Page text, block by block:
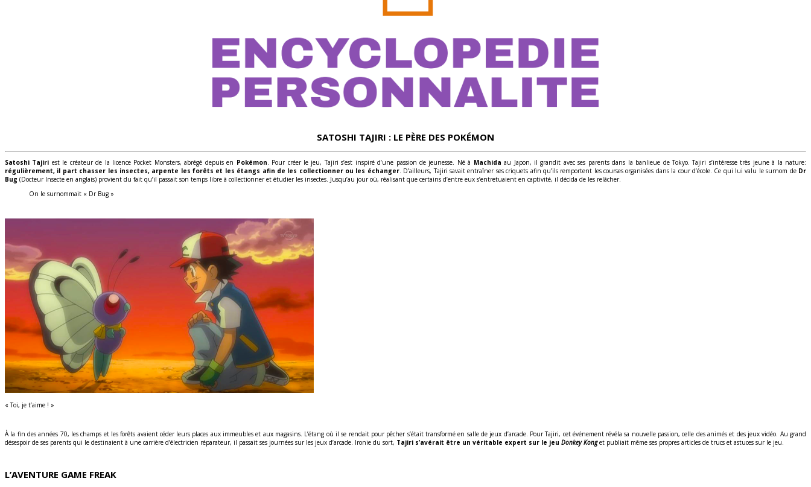
SATOSHI TAJIRI : LE PÈRE DES POKÉMON
Satoshi Tajiri est le créateur de la licence Pocket Monsters, abrégé depuis en Pokémon . Pour créer le jeu, Tajiri s’est inspiré d’une passion de jeunesse. Né à Machida au Japon, il grandit avec ses parents dans la banlieue de Tokyo. Tajiri s’intéresse très jeune à la nature:
régulièrement, il part chasser les insectes, arpente les forêts et les étangs afin de les collectionner ou les échanger. D’ailleurs, Tajiri savait entraîner ses criquets afin qu’ils remportent les courses organisées dans la cour d’école. Ce qui lui valu le surnom deDr
Bug (Docteur Insecte en anglais) provient du fait qu’il passait son temps libre à collectionner et étudier les insectes. Jusqu’au jour où, réalisant que certains d’entre eux s’entretuaient en captivité, il décida de les relâcher.
On le surnommait « Dr Bug »
« Toi, je t’aime ! »
À la fin des années 70, les champs et les forêts avaient céder leurs places aux immeubles et aux magasins. L’étang où il se rendait pour pêcher s’était transformé en salle de jeux d’arcade. Pour Tajiri, cet événement révéla sa nouvelle passion, celle des animés et des jeux vidéo. Au grand
désespoir de ses parents qui le destinaient à une carrière d’électricien réparateur, il passait ses journées sur les jeux d’arcade. Ironie du sort, Tajiri s’avérait être un véritable expert sur le jeu Donkey Konget publiait même ses propres articles de trucs et astuces sur le jeu.
L’AVENTURE GAME FREAK